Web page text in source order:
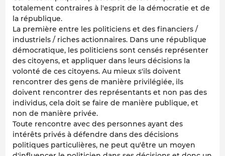
totalement contraires à l'esprit de la démocratie et de
la république.
La première entre les politiciens et des financiers /
industriels / riches actionnaires. Dans une république
démocratique, les politiciens sont censés représenter
des citoyens, et appliquer dans leurs décisions la
volonté de ces citoyens. Au mieux s'ils doivent
rencontrer des gens de manière privilégiée, ils
doivent rencontrer des représentants et non pas des
individus, cela doit se faire de manière publique, et
non de manière privée.
Toute rencontre avec des personnes ayant des
intérêts privés à défendre dans des décisions
politiques particulières, ne peut qu'être un moyen